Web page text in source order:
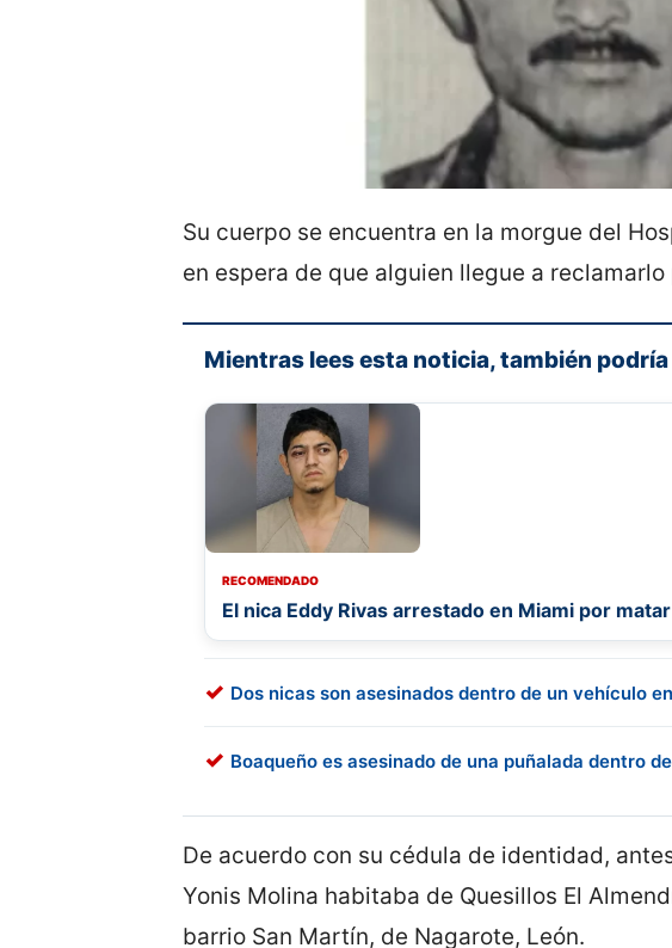
Su cuerpo se encuentra en la morgue del
en espera de que alguien llegue a
Mientras lees esta noticia, también
RECOMENDADO
El nica Eddy Rivas arrestado en Miami por
Dos nicas son asesinados dentro de un vehículo
Boaqueño es asesinado de una puñalada dentro
De acuerdo con su cédula de identidad,
Yonis Molina habitaba de Quesillos El
barrio San Martín, de Nagarote, León.